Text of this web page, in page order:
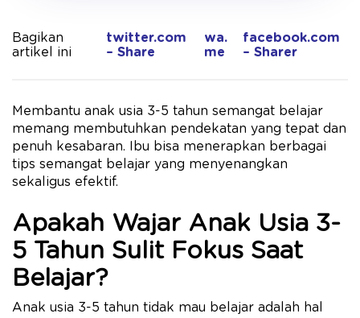
Bagikan
artikel ini
twitter.com
– Share
wa.
me
facebook.com
– Sharer
Membantu anak usia 3-5 tahun semangat belajar
memang membutuhkan pendekatan yang tepat dan
penuh kesabaran. Ibu bisa menerapkan berbagai
tips semangat belajar yang menyenangkan
sekaligus efektif.
Apakah Wajar Anak Usia 3-
5 Tahun Sulit Fokus Saat
Belajar?
Anak usia 3-5 tahun tidak mau belajar adalah hal